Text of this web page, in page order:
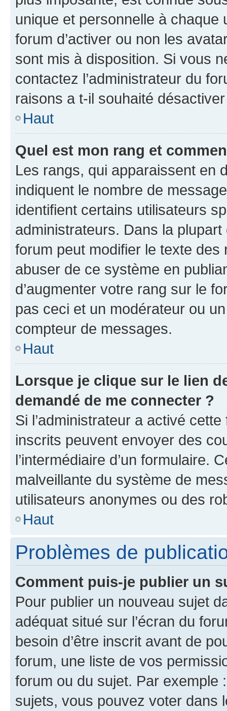
unique et personnelle à chaque
forum d’activer ou non les
sont mis à disposition. Si vous
contactez l’administrateur du
raisons a t-il souhaité
Haut
Quel est mon rang et
Les rangs, qui apparaissent en
indiquent le nombre de
identifient certains utilisateurs
administrateurs. Dans la
forum peut modifier le texte
abuser de ce système en
d’augmenter votre rang sur le
pas ceci et un modérateur ou
compteur de messages.
Haut
Lorsque je clique sur le lien
demandé de me connecter ?
Si l’administrateur a activé
inscrits peuvent envoyer des
l’intermédiaire d’un formulaire.
malveillante du système de
utilisateurs anonymes ou des
Haut
Problèmes de
Comment puis-je publier un
Pour publier un nouveau sujet
adéquat situé sur l’écran du
besoin d’être inscrit avant de
forum, une liste de vos
forum ou du sujet. Par exemple
sujets, vous pouvez voter dans